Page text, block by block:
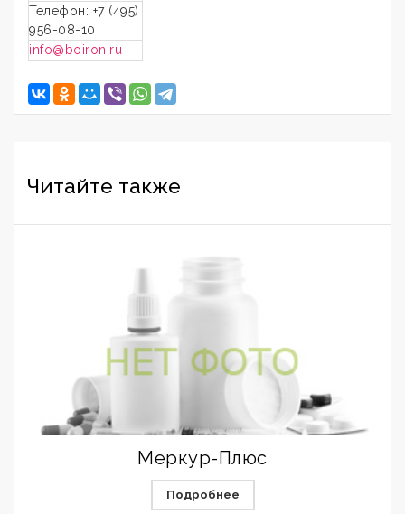
Телефон: +7 (495)
956-08-10
info@boiron.ru
Читайте также
Меркур-Плюс
Подробнее